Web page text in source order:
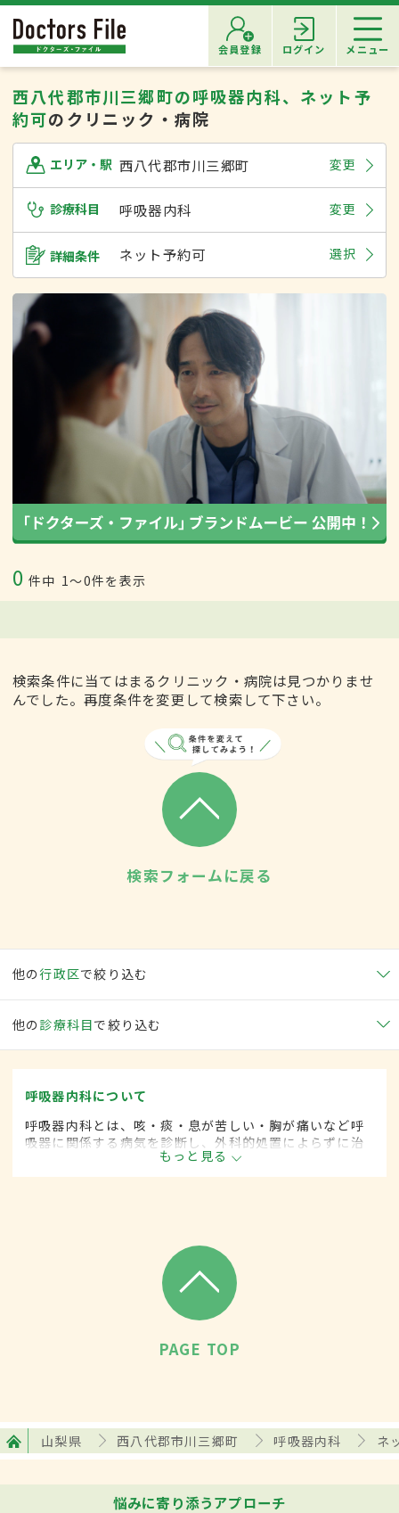
会員登録 ログイン メニュー
西八代郡市川三郷町の呼吸器内科、ネット予
約可のクリニック・病院
エリア・駅 西八代郡市川三郷町 変更
診療科目 呼吸器内科 変更
詳細条件 ネット予約可 選択
0 件中 1〜0件を表示
検索条件に当てはまるクリニック・病院は見つかりませ
んでした。再度条件を変更して検索して下さい。
検索フォームに戻る
他の行政区で絞り込む
他の 診療科目で絞り込む
呼吸器内科について
呼吸器内科とは、咳・痰・息が苦しい・胸が痛いなど呼
吸器に関係する病気を診断し、外科的処置によらずに治
療する内科の一領域です。平成20年4月の制度改正前
は、呼吸器科と呼ばれていました。
もっと見る
PAGE TOP
山梨県 西八代郡市川三郷町 呼吸器内科 ネ
悩みに寄り添うアプローチ